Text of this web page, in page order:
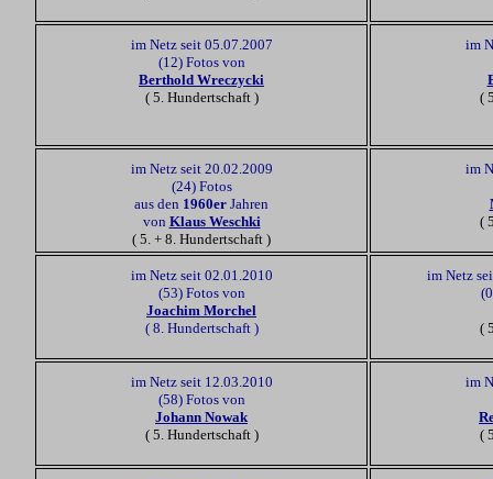
im Netz seit 05.07.2007
(12) Fotos von
Berthold Wreczycki
( 5. Hundertschaft )
im
(
im Netz seit 20.02.2009
(24) Fotos
aus den 1960er Jahren
von Klaus Weschki
( 5. + 8. Hundertschaft )
im
(
im Netz seit 02.01.2010
(53) Fotos von
Joachim Morchel
( 8. Hundertschaft )
im Netz
(
im Netz seit 12.03.2010
(58) Fotos von
Johann Nowak
( 5. Hundertschaft )
im
(